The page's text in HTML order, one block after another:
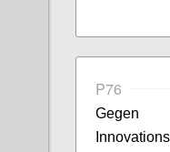
P76
Gegen